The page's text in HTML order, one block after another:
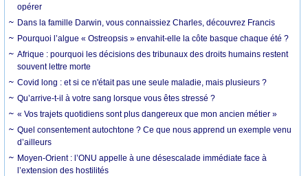
opérer
Dans la famille Darwin, vous connaissiez Charles, découvrez Francis
Pourquoi l’algue « Ostreopsis » envahit-elle la côte basque chaque été ?
Afrique : pourquoi les décisions des tribunaux des droits humains restent
souvent lettre morte
Covid long : et si ce n'était pas une seule maladie, mais plusieurs ?
Qu’arrive-t-il à votre sang lorsque vous êtes stressé ?
« Vos trajets quotidiens sont plus dangereux que mon ancien métier »
Quel consentement autochtone ? Ce que nous apprend un exemple venu
d’ailleurs
Moyen-Orient : l’ONU appelle à une désescalade immédiate face à
l’extension des hostilités